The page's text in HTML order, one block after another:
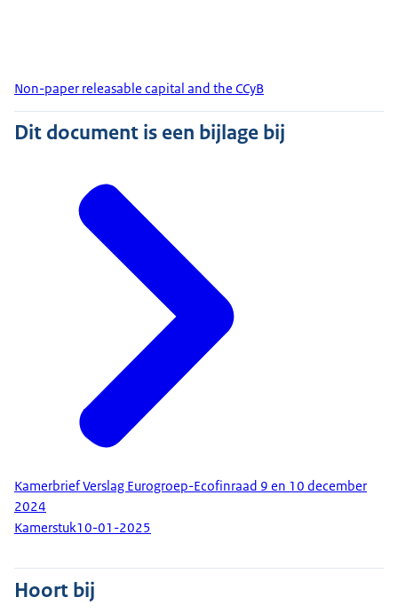
Non-paper releasable capital and the CCyB
Dit document is een bijlage bij
Kamerbrief Verslag Eurogroep-Ecofinraad 9 en 10 december
2024
Kamerstuk10-01-2025
Hoort bij